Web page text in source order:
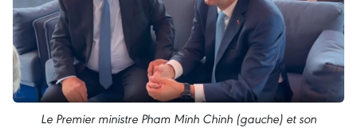
Le Premier ministre Pham Minh Chinh (gauche) et son